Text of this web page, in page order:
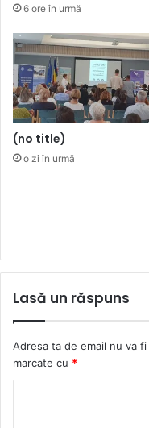
6 ore în urmă
(no title)
o zi în urmă
Lasă un răspuns
Adresa ta de email nu va
marcate cu *